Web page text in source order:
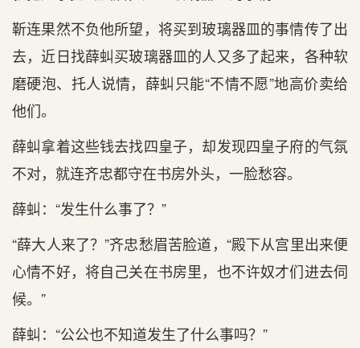
靳连果然不负他所望，将买到玻璃器皿的事情传了出
去，近日找薛虯买玻璃器皿的人又多了起来，各种软
磨硬泡、托人说情，薛虯只能“不情不愿”地高价卖给
他们。
薛虯拿着这些钱去找四皇子，却发现四皇子府的气氛
不对，就连齐忠都守在书房外头，一脸愁容。
薛虯：“发生什么事了？”
“薛大人来了？”齐忠愁眉苦脸道，“殿下从宫里出来便
心情不好，将自己关在书房里，也不许奴才们进去伺
候。”
薛虯：“公公也不知道发生了什么事吗？”